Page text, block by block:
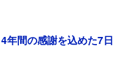
年間の感謝を込めた7日